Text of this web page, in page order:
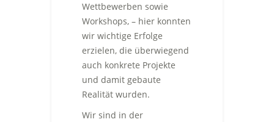
Wettbewerben sowie
Workshops, – hier konnten
wir wichtige Erfolge
erzielen, die überwiegend
auch konkrete Projekte
und damit gebaute
Realität wurden.
Wir sind in der